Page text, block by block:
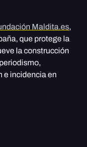
Maldita.es,
que protege la
la construcción
e incidencia en